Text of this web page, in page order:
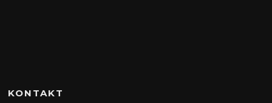
KONTAKT